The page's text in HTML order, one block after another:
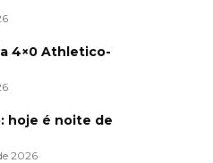
4×0 Athletico-
hoje é noite de
2026